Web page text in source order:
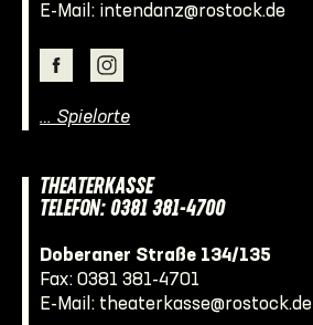
E-Mail: intendanz@rostock.de
… Spielorte
THEATERKASSE
TELEFON: 0381 381-4700
Doberaner Straße 134/135
Fax: 0381 381-4701
E-Mail: theaterkasse@rostock.de